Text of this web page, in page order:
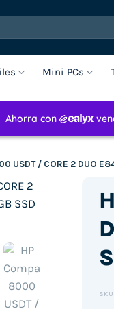
Mini PCs
USDT / CORE 2 DUO
SKU: